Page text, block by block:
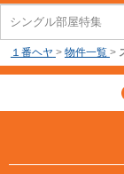
シングル部屋特集
１番ヘヤ > 物件一覧 >